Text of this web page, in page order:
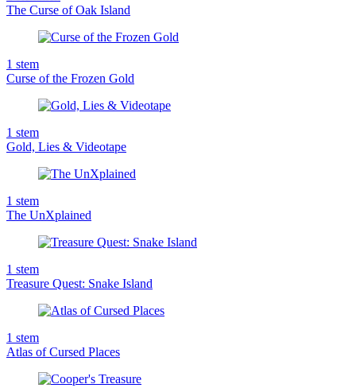
The Curse of Oak Island
1 stem
Curse of the Frozen Gold
1 stem
Gold, Lies & Videotape
1 stem
The UnXplained
1 stem
Treasure Quest: Snake Island
1 stem
Atlas of Cursed Places